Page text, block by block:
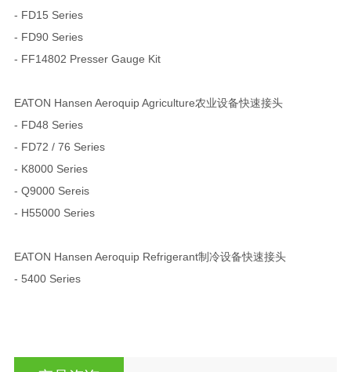
- FD15 Series
- FD90 Series
- FF14802 Presser Gauge Kit
EATON Hansen Aeroquip Agriculture农业设备快速接头
- FD48 Series
- FD72 / 76 Series
- K8000 Series
- Q9000 Sereis
- H55000 Series
EATON Hansen Aeroquip Refrigerant制冷设备快速接头
- 5400 Series